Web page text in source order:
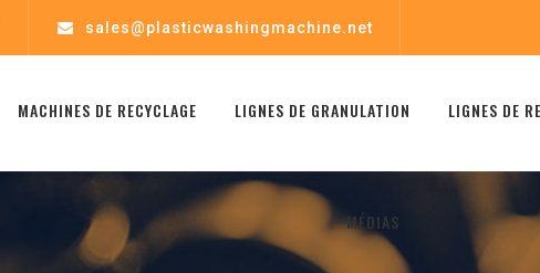
sales@plasticwashingmachine.net
MACHINES DE RECYCLAGE LIGNES DE GRANULATION LIGNES DE
MÉDIAS